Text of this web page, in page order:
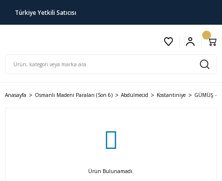
Türkiye Yetkili Satıcısı
Anasayfa Osmanlı Madeni Paraları (Son 6) Abdülmecid Kostantiniye GÜMÜŞ -
Ürün Bulunamadı.